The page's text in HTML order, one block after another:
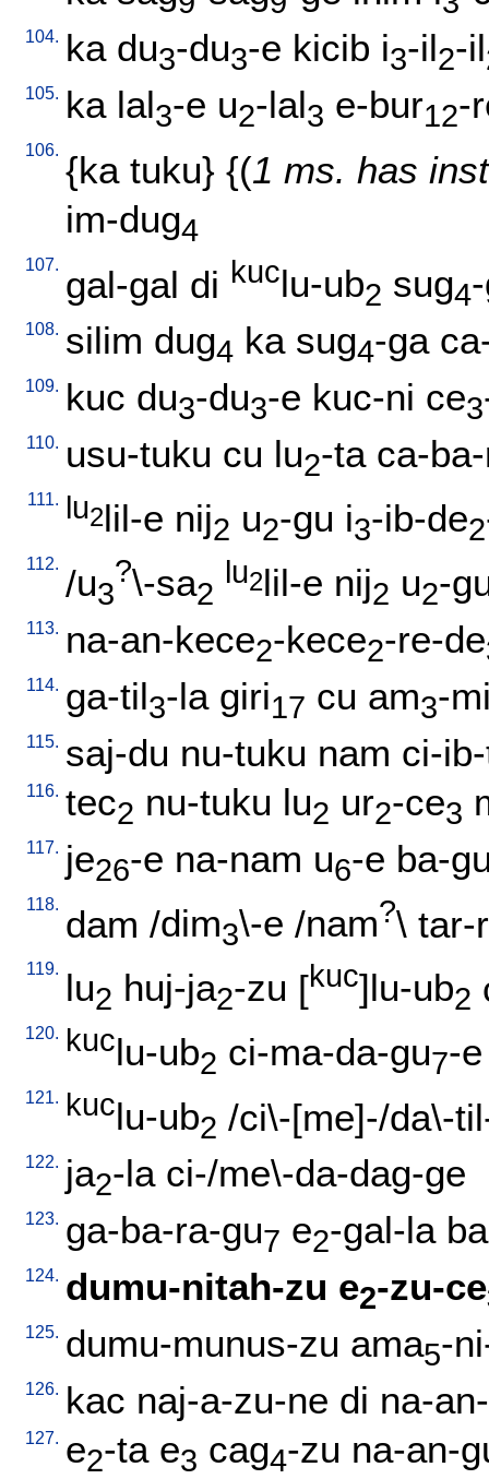
104. ka du3-du3-e kicib i3-il2-il
105. ka lal3-e u2-lal3 e-bur12-
106. {ka tuku} {(1 ms. has
im-dug4
107. gal-gal di kuclu-ub2 sug4
108. silim dug4 ka sug4-ga
109. kuc du3-du3-e kuc-ni ce3
110. usu-tuku cu lu2-ta ca-
111. lu2lil-e nij2 u2-gu i3-ib-de2
112. /u3
?\-sa2
lu2lil-e nij2 u2-
113. na-an-kece2-kece2-re-de
114. ga-til3-la giri17 cu am3-
115. saj-du nu-tuku nam ci-
116. tec2 nu-tuku lu2 ur2-ce3
117. je26-e na-nam u6-e ba-
118. dam /dim3\-e /nam?\ tar-
119. lu2 huj-ja2-zu [kuc]lu-ub2
120. kuclu-ub2 ci-ma-da-gu7-e
121. kuclu-ub2 /ci\-[me]-/da\-
122. ja2-la ci-/me\-da-dag-ge
123. ga-ba-ra-gu7 e2-gal-la
124. dumu-nitah-zu e2-zu-ce
125. dumu-munus-zu ama5-
126. kac naj-a-zu-ne di na-
127. e2-ta e3 cag4-zu na-an-